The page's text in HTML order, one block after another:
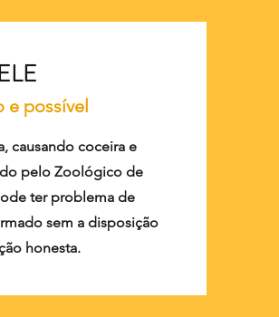
e possível
causando coceira e
pelo Zoológico de
ter problema de
sem a disposição
honesta.